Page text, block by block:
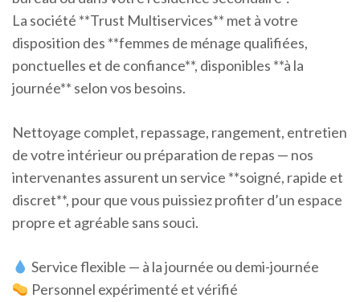
La société **Trust Multiservices** met à votre
disposition des **femmes de ménage qualifiées,
ponctuelles et de confiance**, disponibles **à la
journée** selon vos besoins.
Nettoyage complet, repassage, rangement, entretien
de votre intérieur ou préparation de repas — nos
intervenantes assurent un service **soigné, rapide et
discret**, pour que vous puissiez profiter d’un espace
propre et agréable sans souci.
Service flexible — à la journée ou demi-journée
Personnel expérimenté et vérifié